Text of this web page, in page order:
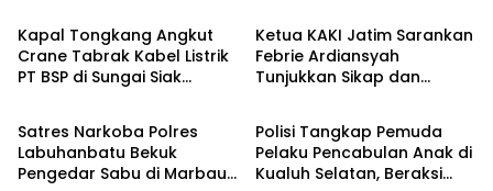
Kapal Tongkang Angkut
Crane Tabrak Kabel Listrik
PT BSP di Sungai Siak
Ketua KAKI Jatim Sarankan
Febrie Ardiansyah
Tunjukkan Sikap dan
Berita
Satres Narkoba Polres
Labuhanbatu Bekuk
Pengedar Sabu di Marbau,
Berita
Polisi Tangkap Pemuda
Pelaku Pencabulan Anak di
Kualuh Selatan, Beraksi
Berita Berita